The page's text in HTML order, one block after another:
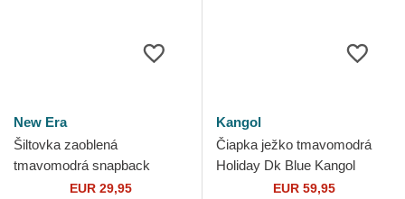
New Era
Šiltovka zaoblená
tmavomodrá snapback
9FORTY M-Crown Team
EUR 29,95
Kangol
Čiapka ježko tmavomodrá
Holiday Dk Blue Kangol
EUR 59,95